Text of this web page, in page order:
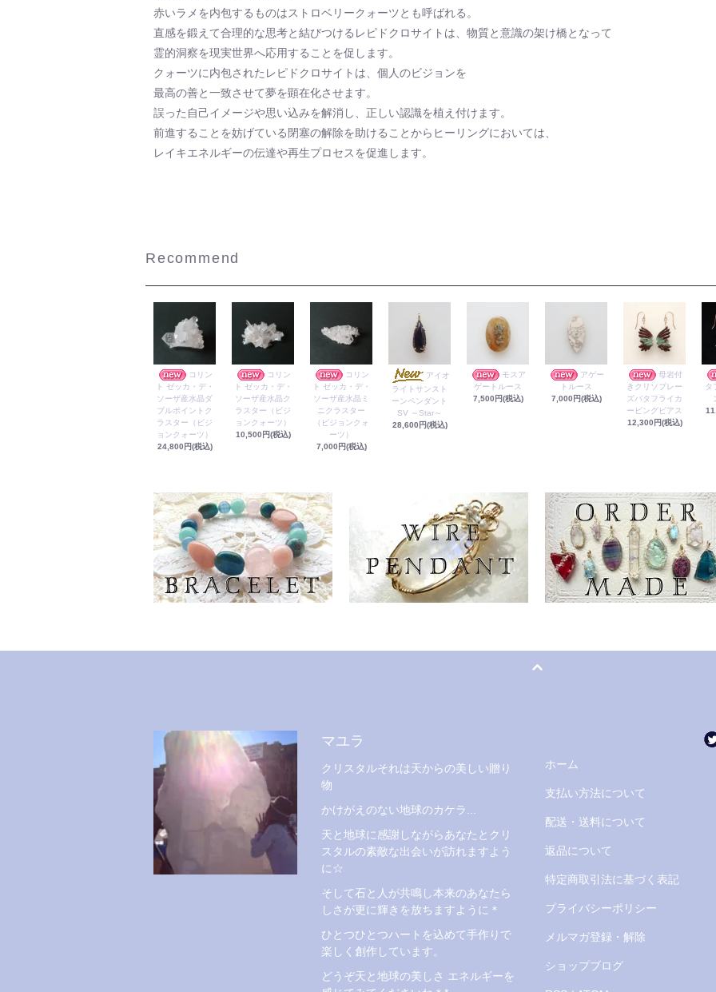
赤いラメを内包するものはストロベリークォーツとも呼ばれる。
直感を鍛えて合理的な思考と結びつけるレピドクロサイトは、物質と意識の架け橋となって
霊的洞察を現実世界へ応用することを促します。
クォーツに内包されたレピドクロサイトは、個人のビジョンを
最高の善と一致させて夢を顕在化させます。
誤った自己イメージや思い込みを解消し、正しい認識を植え付けます。
前進することを妨げている閉塞の解除を助けることからヒーリングにおいては、
レイキエネルギーの伝達や再生プロセスを促進します。
Recommend
コリン
ト ゼッカ・デ・
ソーザ産水晶ダ
ブルポイントク
ラスター（ビジ
ョンクォーツ）
24,800円(税込)
コリン
ト ゼッカ・デ・
ソーザ産水晶ク
ラスター（ビジ
ョンクォーツ）
10,500円(税込)
コリン
ト ゼッカ・デ・
ソーザ産水晶ミ
ニクラスター
（ビジョンクォ
ーツ）
7,000円(税込)
アイオ
ライトサンスト
ーンペンダント
SV ～Star～
28,600円(税込)
モスア
ゲートルース
7,500円(税込)
アゲー
トルース
7,000円(税込)
母岩付
きクリソプレー
ズバタフライカ
ービングピアス
12,300円(税込)
タ
マユラ
クリスタルそれは天からの美しい贈り
物
かけがえのない地球のカケラ...
天と地球に感謝しながらあなたとクリ
スタルの素敵な出会いが訪れますよう
に☆
そして石と人が共鳴し本来のあなたら
しさが更に輝きを放ちますように＊
ひとつひとつハートを込めて手作りで
楽しく創作しています。
どうぞ天と地球の美しさ エネルギーを
ホーム
支払い方法について
配送・送料について
返品について
特定商取引法に基づく表記
プライバシーポリシー
メルマガ登録・解除
ショップブログ